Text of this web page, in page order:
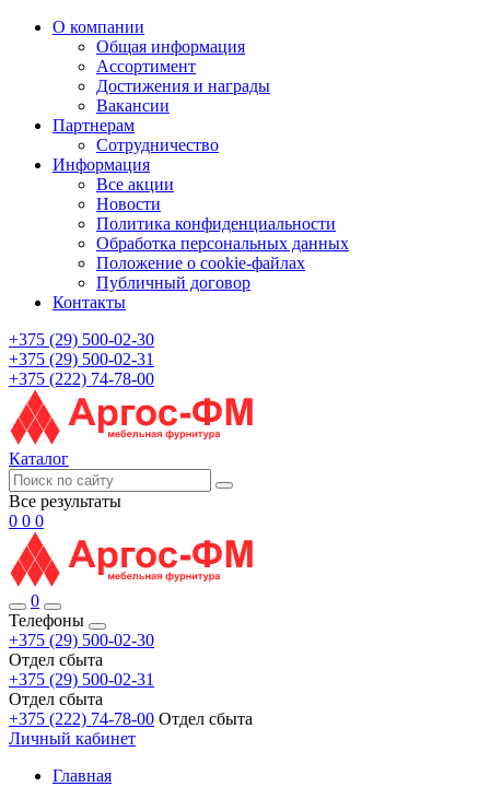
О компании
Общая информация
Ассортимент
Достижения и награды
Вакансии
Партнерам
Сотрудничество
Информация
Все акции
Новости
Политика конфиденциальности
Обработка персональных данных
Положение о cookie-файлах
Публичный договор
Контакты
+375 (29) 500-02-30
+375 (29) 500-02-31
+375 (222) 74-78-00
Каталог
Все результаты
0 0 0
0
Телефоны
+375 (29) 500-02-30
Отдел сбыта
+375 (29) 500-02-31
Отдел сбыта
+375 (222) 74-78-00 Отдел сбыта
Личный кабинет
Главная